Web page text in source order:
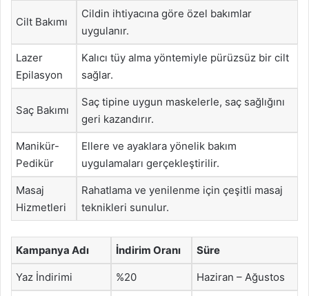
Cilt Bakımı
Cildin ihtiyacına göre özel bakımlar
uygulanır.
Lazer
Epilasyon
Kalıcı tüy alma yöntemiyle pürüzsüz bir cilt
sağlar.
Saç Bakımı
Saç tipine uygun maskelerle, saç sağlığını
geri kazandırır.
Manikür-
Pedikür
Ellere ve ayaklara yönelik bakım
uygulamaları gerçekleştirilir.
Masaj
Hizmetleri
Rahatlama ve yenilenme için çeşitli masaj
teknikleri sunulur.
Kampanya Adı İndirim Oranı Süre
Yaz İndirimi %20 Haziran – Ağustos